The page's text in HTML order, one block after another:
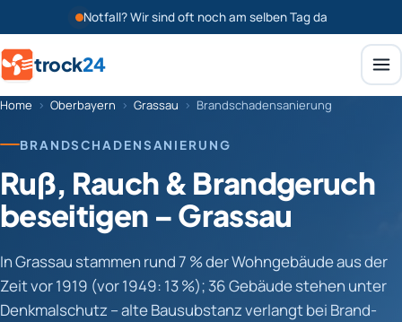
Notfall? Wir sind oft noch am selben Tag da
trock24
Home › Oberbayern › Grassau › Brandschadensanierung
BRANDSCHADENSANIERUNG
Ruß, Rauch & Brandgeruch
beseitigen – Grassau
In Grassau stammen rund 7 % der Wohngebäude aus der
Zeit vor 1919 (vor 1949: 13 %); 36 Gebäude stehen unter
Denkmalschutz – alte Bausubstanz verlangt bei Brand-